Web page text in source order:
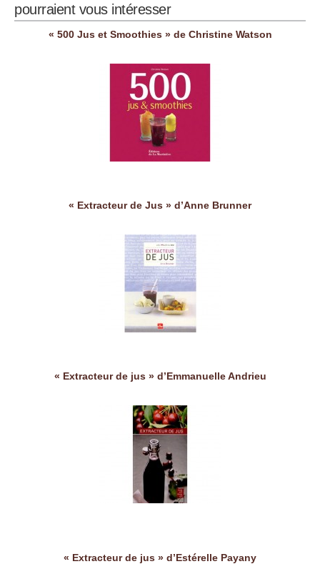
pourraient vous intéresser
« 500 Jus et Smoothies » de Christine Watson
« Extracteur de Jus » d’Anne Brunner
« Extracteur de jus » d’Emmanuelle Andrieu
« Extracteur de jus » d’Estérelle Payany